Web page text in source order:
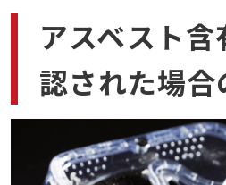
アスベスト
認された場合